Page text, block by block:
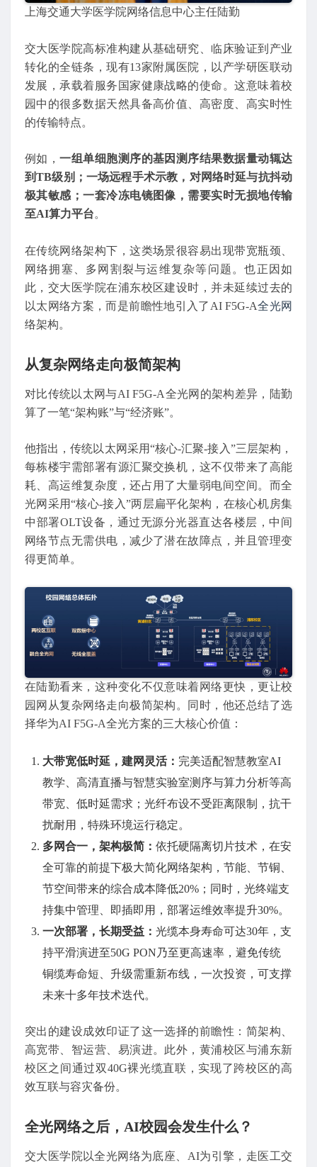
上海交通大学医学院网络信息中心主任陆勤
交大医学院高标准构建从基础研究、临床验证到产业
转化的全链条，现有13家附属医院，以产学研医联动
发展，承载着服务国家健康战略的使命。这意味着校
园中的很多数据天然具备高价值、高密度、高实时性
的传输特点。
例如，一组单细胞测序的基因测序结果数据量动辄达
到TB级别；一场远程手术示教，对网络时延与抗抖动
极其敏感；一套冷冻电镜图像，需要实时无损地传输
至AI算力平台。
在传统网络架构下，这类场景很容易出现带宽瓶颈、
网络拥塞、多网割裂与运维复杂等问题。也正因如
此，交大医学院在浦东校区建设时，并未延续过去的
以太网络方案，而是前瞻性地引入了AI F5G-A全光网
络架构。
从复杂网络走向极简架构
对比传统以太网与AI F5G-A全光网的架构差异，陆勤
算了一笔“架构账”与“经济账”。
他指出，传统以太网采用“核心-汇聚-接入”三层架构，
每栋楼宇需部署有源汇聚交换机，这不仅带来了高能
耗、高运维复杂度，还占用了大量弱电间空间。而全
光网采用“核心-接入”两层扁平化架构，在核心机房集
中部署OLT设备，通过无源分光器直达各楼层，中间
网络节点无需供电，减少了潜在故障点，并且管理变
得更简单。
在陆勤看来，这种变化不仅意味着网络更快，更让校
园网从复杂网络走向极简架构。同时，他还总结了选
择华为AI F5G-A全光方案的三大核心价值：
大带宽低时延，建网灵活： 完美适配智慧教室AI
教学、高清直播与智慧实验室测序与算力分析等高
带宽、低时延需求；光纤布设不受距离限制，抗干
扰耐用，特殊环境运行稳定。
多网合一，架构极简 ：依托硬隔离切片技术，在安
全可靠的前提下极大简化网络架构，节能、节铜、
节空间带来的综合成本降低20%；同时，光终端支
持集中管理、即插即用，部署运维效率提升30%。
一次部署，长期受益 ：光缆本身寿命可达30年，支
持平滑演进至50G PON乃至更高速率，避免传统
铜缆寿命短、升级需重新布线，一次投资，可支撑
未来十多年技术迭代。
突出的建设成效印证了这一选择的前瞻性：简架构、
高宽带、智运营、易演进。此外，黄浦校区与浦东新
校区之间通过双40G裸光缆直联，实现了跨校区的高
效互联与容灾备份。
全光网络之后，AI校园会发生什么？
交大医学院以全光网络为底座、AI为引擎，走医工交